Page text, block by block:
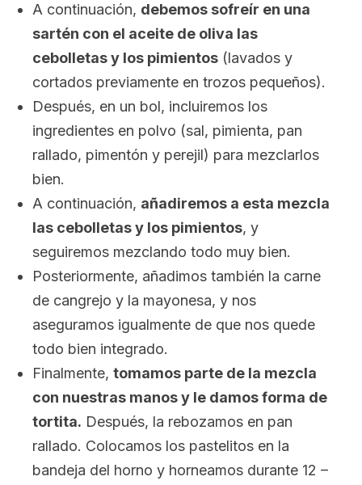
A continuación, debemos sofreír en una
sartén con el aceite de oliva las
cebolletas y los pimientos (lavados y
cortados previamente en trozos pequeños).
Después, en un bol, incluiremos los
ingredientes en polvo (sal, pimienta, pan
rallado, pimentón y perejil) para mezclarlos
bien.
A continuación, añadiremos a esta mezcla
las cebolletas y los pimientos, y
seguiremos mezclando todo muy bien.
Posteriormente, añadimos también la carne
de cangrejo y la mayonesa, y nos
aseguramos igualmente de que nos quede
todo bien integrado.
Finalmente, tomamos parte de la mezcla
con nuestras manos y le damos forma de
tortita. Después, la rebozamos en pan
rallado. Colocamos los pastelitos en la
bandeja del horno y horneamos durante 12 –